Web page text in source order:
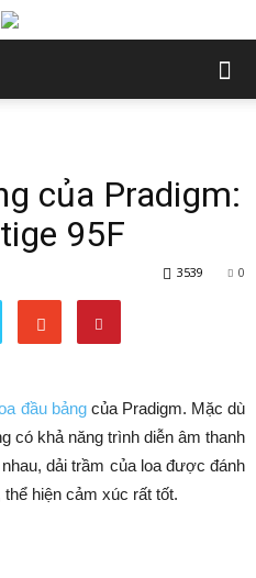
của Pradigm:
95F
0
3539
đầu bảngcủa Pradigm. Mặc dù
có khả năng trình diễn âm thanh
dải trầm của loa được đánh
hiện cảm xúc rất tốt.